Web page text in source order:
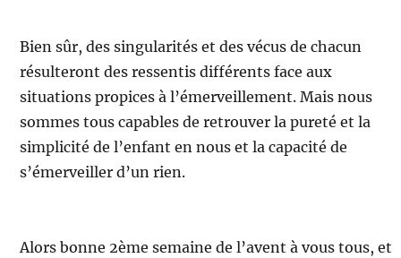
Bien sûr, des singularités et des vécus de chacun
résulteront des ressentis différents face aux
situations propices à l’émerveillement. Mais nous
sommes tous capables de retrouver la pureté et la
simplicité de l’enfant en nous et la capacité de
s’émerveiller d’un rien.
Alors bonne 2ème semaine de l’avent à vous tous, et